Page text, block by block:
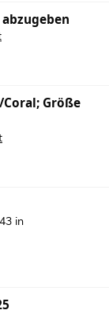
Coral; Größe
in